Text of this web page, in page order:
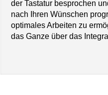
der Tastatur besprochen
nach Ihren Wünschen
optimales Arbeiten zu
das Ganze über das